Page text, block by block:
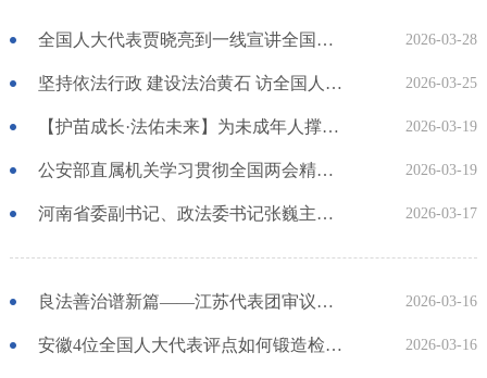
全国人大代表贾晓亮到一线宣讲全国两会精神 聚焦未来规划 畅谈低空安全 2026-03-28
坚持依法行政 建设法治黄石 访全国人大代表、湖北省黄石市市长吴之凌 2026-03-25
【护苗成长·法佑未来】为未成年人撑起清朗网络天空 2026-03-19
公安部直属机关学习贯彻全国两会精神干部大会召开 学习好贯彻好习近平总书记重要讲话和全国两会精神 努力为实现“十五五”良好开局贡献公安力量 2026-03-19
河南省委副书记、政法委书记张巍主持召开省委政法委机关委务会 传达学习贯彻全国两会精神 2026-03-17
良法善治谱新篇——江苏代表团审议生态环境法典、民族团结进步促进法草案、国家发展规划法草案综述 2026-03-16
安徽4位全国人大代表评点如何锻造检察铁军 2026-03-16